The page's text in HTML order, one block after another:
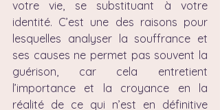
votre vie, se substituant à votre
identité. C’est une des raisons pour
lesquelles analyser la souffrance et
ses causes ne permet pas souvent la
guérison, car cela entretient
l’importance et la croyance en la
réalité de ce qui n’est en définitive